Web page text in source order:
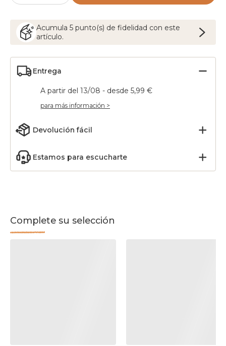
Acumula 5 punto(s) de fidelidad con este
artículo.
Entrega
A partir del 13/08 - desde 5,99 €
para más información >
Devolución fácil
Estamos para escucharte
Complete su selección